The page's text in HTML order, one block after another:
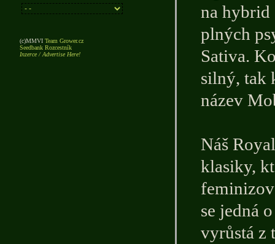
(c)MMVI Team Grower.cz
Seedbank Rozcestník
Inzerce / Advertise Here!
na hybrid
plných
Sativa.
silný, tak
název
Náš
klasiky,
se jedná
vyrůstá z